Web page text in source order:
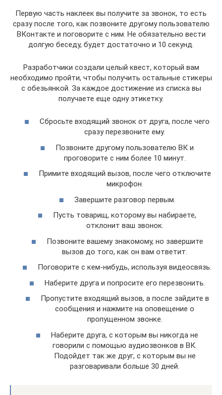
Первую часть наклеек вы получите за звонок, то есть
сразу после того, как позвоните другому пользователю
ВКонтакте и поговорите с ним. Не обязательно вести
долгую беседу, будет достаточно и 10 секунд.
Разработчики создали целый квест, который вам
необходимо пройти, чтобы получить остальные стикеры
с обезьянкой. За каждое достижение из списка вы
получаете еще одну этикетку.
Сбросьте входящий звонок от друга, после чего
сразу перезвоните ему.
Позвоните другому пользователю ВК и
проговорите с ним более 10 минут.
Примите входящий вызов, после чего отключите
микрофон.
Завершите разговор первым.
Пусть товарищ, которому вы набираете,
отклонит ваш звонок.
Позвоните вашему знакомому, но завершите
вызов до того, как он вам ответит.
Поговорите с кем-нибудь, используя видеосвязь.
Наберите друга и попросите его перезвонить.
Пропустите входящий вызов, а после зайдите в
сообщения и нажмите на оповещение о
пропущенном звонке.
Наберите друга, с которым вы никогда не
говорили с помощью аудиозвонков в ВК.
Подойдет так же друг, с которым вы не
разговаривали больше 30 дней.